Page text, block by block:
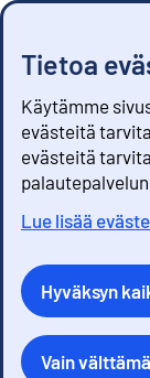
Tietoa
Käytämme
evästeitä
evästeitä
Lue lisää
Hyväksyn
Vain